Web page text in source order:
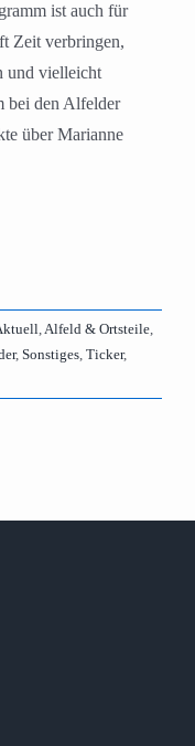
ist auch für
Zeit verbringen,
und vielleicht
bei den Alfelder
über Marianne
,Alfeld & Ortsteile,
, Sonstiges, Ticker,